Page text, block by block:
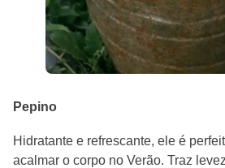
Pepino
Hidratante e refrescante, ele é
acalmar o corpo no Verão. Traz